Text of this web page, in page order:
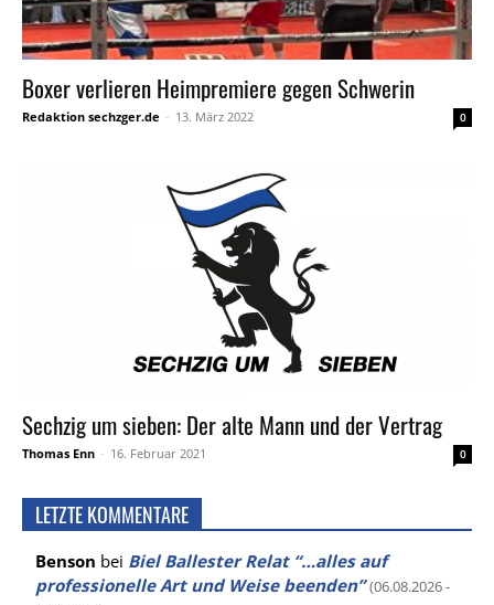
Boxer verlieren Heimpremiere gegen Schwerin
Redaktion sechzger.de - 13. März 2022 0
Sechzig um sieben: Der alte Mann und der Vertrag
Thomas Enn - 16. Februar 2021 0
LETZTE KOMMENTARE
Benson bei Biel Ballester Relat “…alles auf
professionelle Art und Weise beenden” (06.08.2026 -